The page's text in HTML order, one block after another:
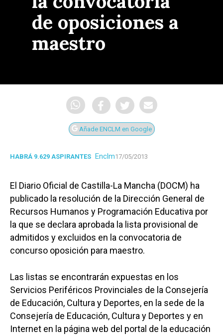
de oposiciones a
maestro
Añade ENCLM en Google
HABRÁ 9.629 ASPIRANTES Enclm17/05/2013
El Diario Oficial de Castilla-La Mancha (DOCM) ha
publicado la resolución de la Dirección General de
Recursos Humanos y Programación Educativa por
la que se declara aprobada la lista provisional de
admitidos y excluidos en la convocatoria de
concurso oposición para maestro.
Las listas se encontrarán expuestas en los
Servicios Periféricos Provinciales de la Consejería
de Educación, Cultura y Deportes, en la sede de la
Consejería de Educación, Cultura y Deportes y en
Internet en la página web del portal de la educación